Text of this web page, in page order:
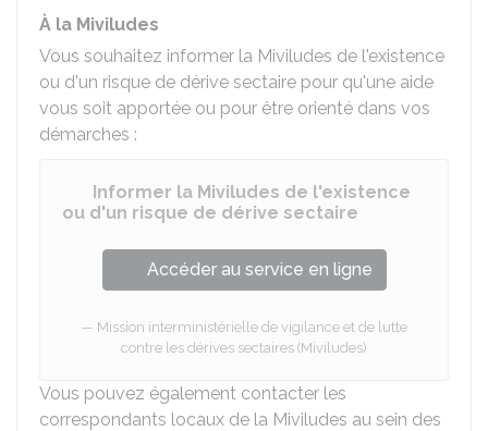
À la Miviludes
Vous souhaitez informer la Miviludes de l'existence
ou d'un risque de dérive sectaire pour qu'une aide
vous soit apportée ou pour être orienté dans vos
démarches :
Informer la Miviludes de l'existence
ou d'un risque de dérive sectaire
Accéder au service en ligne
Mission interministérielle de vigilance et de lutte
contre les dérives sectaires (Miviludes)
Vous pouvez également contacter les
correspondants locaux de la Miviludes au sein des